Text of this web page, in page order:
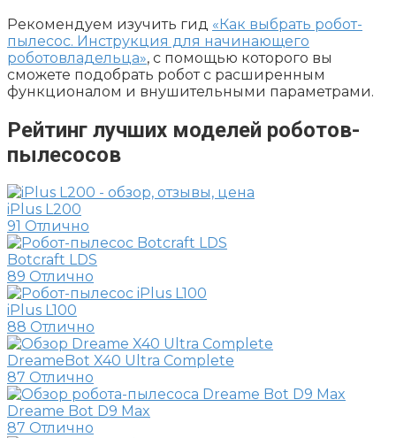
Рекомендуем изучить гид «Как выбрать робот-
пылесос. Инструкция для начинающего
роботовладельца», с помощью которого вы
сможете подобрать робот с расширенным
функционалом и внушительными параметрами.
Рейтинг лучших моделей роботов-
пылесосов
iPlus L200
91 Отлично
Botcraft LDS
89 Отлично
iPlus L100
88 Отлично
DreameBot X40 Ultra Complete
87 Отлично
Dreame Bot D9 Max
87 Отлично